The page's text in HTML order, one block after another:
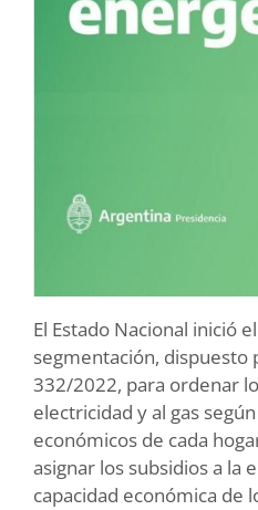
El Estado Nacional inició
segmentación, dispuesto
332/2022, para ordenar
electricidad y al gas
económicos de cada
asignar los subsidios a la
capacidad económica de